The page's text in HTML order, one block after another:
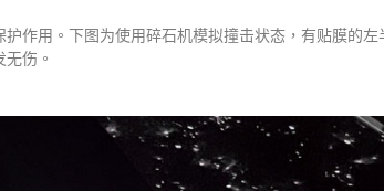
作用。下图为使用碎石机模拟撞击状态，有贴膜的左
伤。